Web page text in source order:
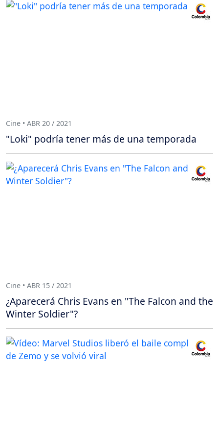
Cine • ABR 20 / 2021
"Loki" podría tener más de una temporada
Cine • ABR 15 / 2021
¿Aparecerá Chris Evans en "The Falcon and the
Winter Soldier"?